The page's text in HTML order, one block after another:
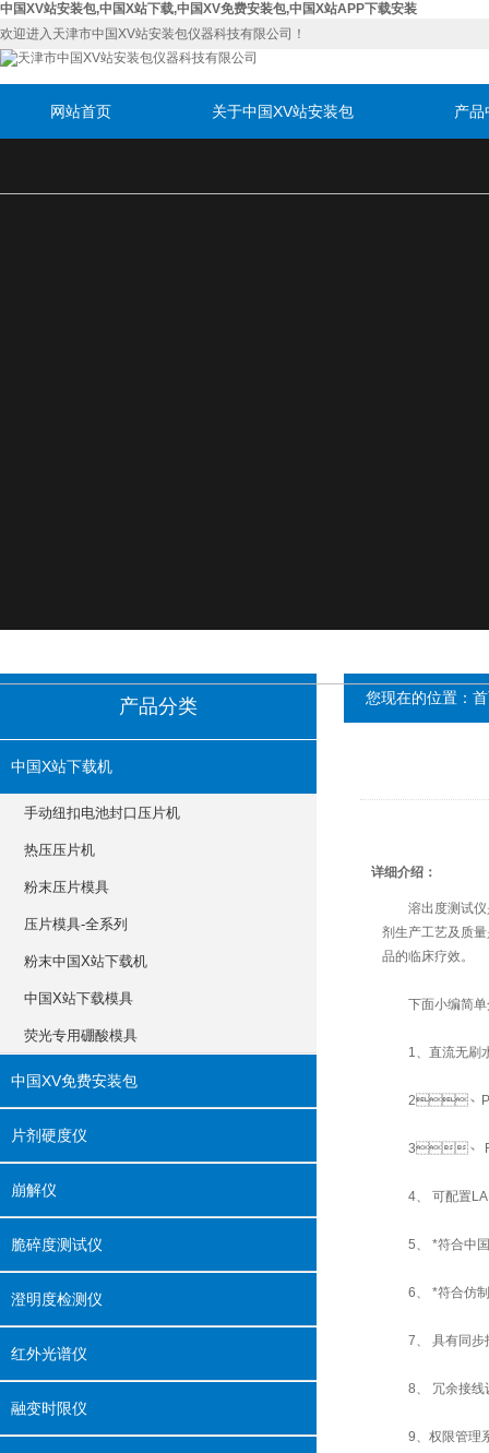
中国XV站安装包,中国X站下载,中国XV免费安装包,中国X站APP下载安装
欢迎进入天津市中国XV站安装包仪器科技有限公司！
网站首页 关于中国XV站安装包 产品
产品分类
中国X站下载机
手动纽扣电池封口压片机
热压压片机
粉末压片模具
压片模具-全系列
粉末中国X站下载机
中国X站下载模具
荧光专用硼酸模具
中国XV免费安装包
片剂硬度仪
崩解仪
脆碎度测试仪
澄明度检测仪
红外光谱仪
融变时限仪
您现在的位置：
详细介绍：
溶出度测试仪是
剂生产工艺及质量
品的临床疗效。
下面小编简单介绍
1、直流无刷水
2、PTC加
3、 RC-
4、 可配置
5、 *符合中
6、 *符合仿
7、 具有同步投
8、 冗余接线
9、权限管理